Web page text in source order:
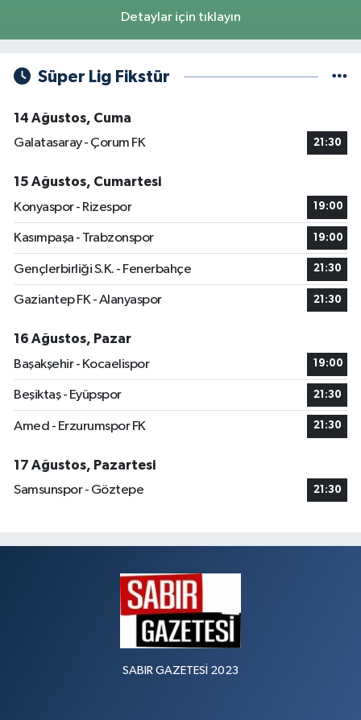
Detaylar için tıklayın
Süper Lig Fikstür
14 Ağustos, Cuma
Galatasaray - Çorum FK
21:30
15 Ağustos, Cumartesi
Konyaspor - Rizespor
19:00
Kasımpaşa - Trabzonspor 19:00
Gençlerbirliği S.K. - Fenerbahçe 21:30
Gaziantep FK - Alanyaspor 21:30
16 Ağustos, Pazar
Başakşehir - Kocaelispor
19:00
Beşiktaş - Eyüpspor 21:30
Amed - Erzurumspor FK 21:30
17 Ağustos, Pazartesi
Samsunspor - Göztepe
21:30
SABIR GAZETESİ 2023